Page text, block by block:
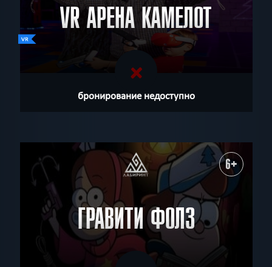
VR АРЕНА КАМЕЛОТ
бронирование недоступно
6+
ГРАВИТИ ФОЛЗ